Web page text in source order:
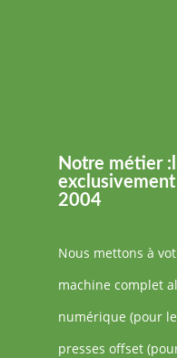
Notre métier
2004
Nous mettons à
machine complet
numérique (pour
presses offset